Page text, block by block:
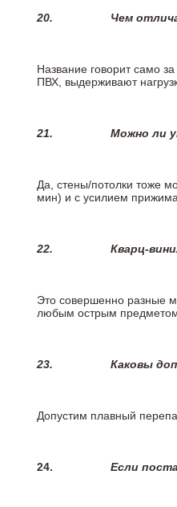
20. Чем
Название говорит само
ПВХ, выдерживают
21. Можно ли
Да, стены/потолки тоже
мин) и с усилием
22. Кварц-
Это совершенно разные
любым острым
23. Каковы
Допустим плавный
24. Если